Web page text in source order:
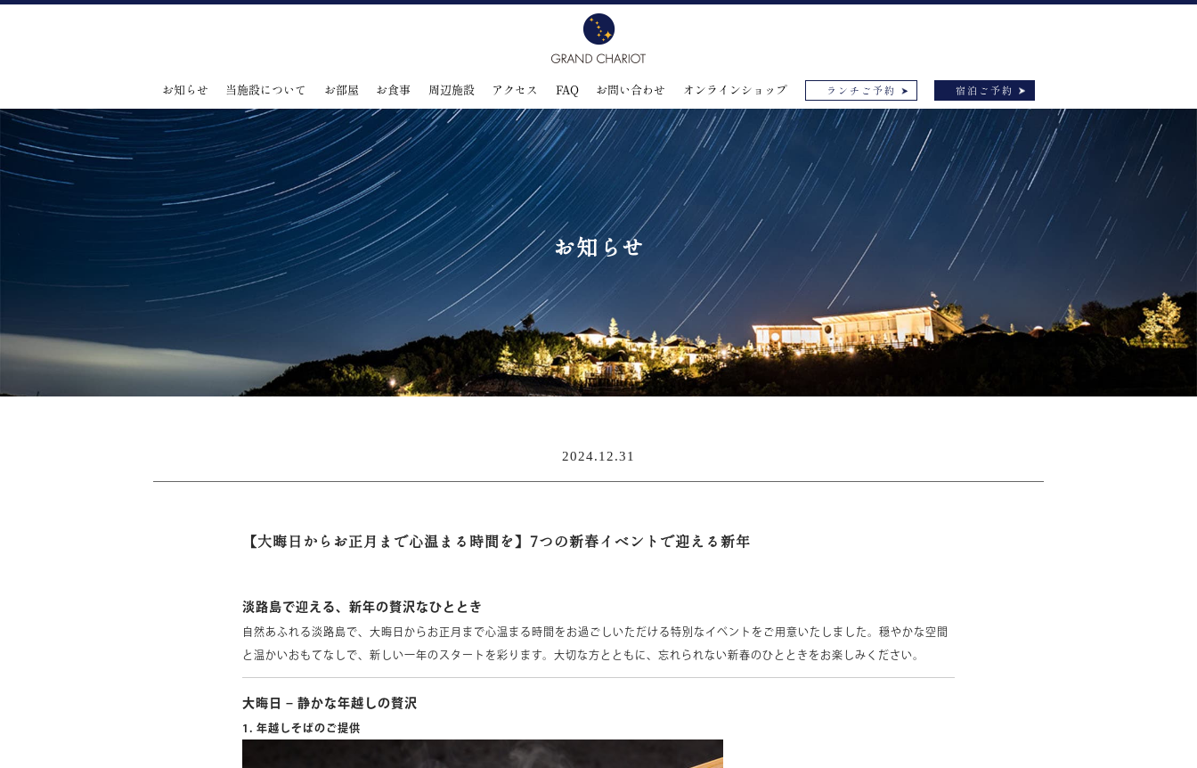
お知らせ 当施設について お部屋 お食事 周辺施設 アクセス FAQ お問い合わせ オンラインショップ ランチご予約 宿泊ご予約
お知らせ
2024.12.31
【大晦日からお正月まで心温まる時間を】7つの新春イベントで迎える新年
淡路島で迎える、新年の贅沢なひととき
自然あふれる淡路島で、大晦日からお正月まで心温まる時間をお過ごしいただける特別なイベントをご用意いたしました。穏やかな空間
と温かいおもてなしで、新しい一年のスタートを彩ります。大切な方とともに、忘れられない新春のひとときをお楽しみください。
大晦日 – 静かな年越しの贅沢
1. 年越しそばのご提供